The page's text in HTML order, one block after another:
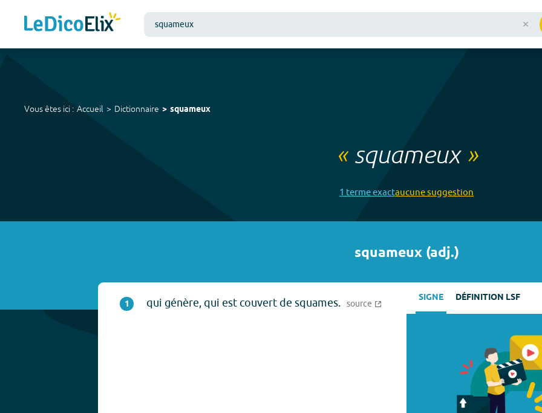
Vous êtes ici : Accueil Dictionnaire squameux
« squameux»
1 termeexactaucunesuggestion
squameux(adj.)
1 qui génère, qui est couvert de squames. source SIGNE DÉFINITION LSF